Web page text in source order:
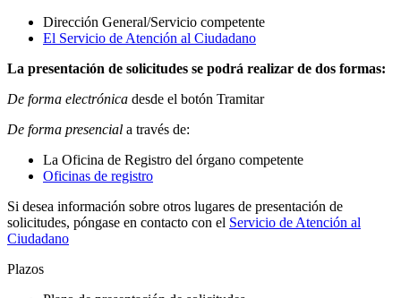
Dirección General/Servicio competente
El Servicio de Atención al Ciudadano
La presentación de solicitudes se podrá realizar de dos formas:
De forma electrónica desde el botón Tramitar
De forma presencial a través de:
La Oficina de Registro del órgano competente
Oficinas de registro
Si desea información sobre otros lugares de presentación de
solicitudes, póngase en contacto con el Servicio de Atención al
Ciudadano
Plazos